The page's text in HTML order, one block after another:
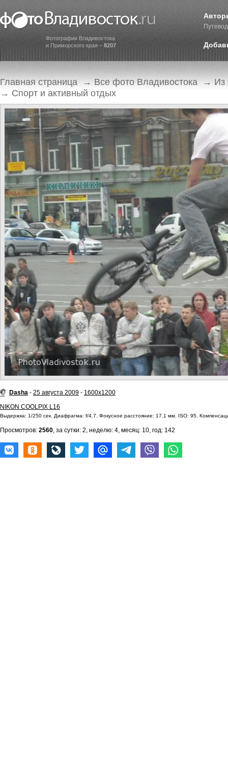
Фотографии Владивостока
и Приморского края – 8207
Главная страница → Все фото Владивостока → Из
→ Спорт и активный отдых
Dasha - 25 августа 2009 - 1600x1200
NIKON COOLPIX L16
Выдержка: 1/250 сек. Диафрагма: f/4.7. Фокусное расстояние: 17.1 мм. ISO: 95.
Просмотров: 2560, за сутки: 2, неделю: 4, месяц: 10, год: 142